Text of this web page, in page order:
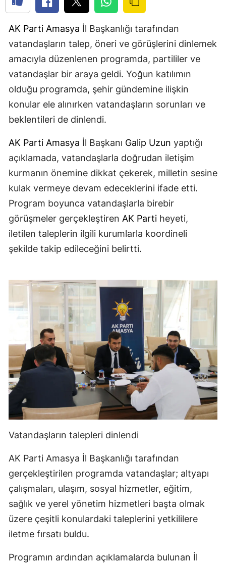
AK Parti Amasya İl Başkanlığı tarafından
vatandaşların talep, öneri ve görüşlerini dinlemek
amacıyla düzenlenen programda, partililer ve
vatandaşlar bir araya geldi. Yoğun katılımın
olduğu programda, şehir gündemine ilişkin
konular ele alınırken vatandaşların sorunları ve
beklentileri de dinlendi.
AK Parti Amasya İl Başkanı Galip Uzun yaptığı
açıklamada, vatandaşlarla doğrudan iletişim
kurmanın önemine dikkat çekerek, milletin sesine
kulak vermeye devam edeceklerini ifade etti.
Program boyunca vatandaşlarla birebir
görüşmeler gerçekleştiren AK Parti heyeti,
iletilen taleplerin ilgili kurumlarla koordineli
şekilde takip edileceğini belirtti.
Vatandaşların talepleri dinlendi
AK Parti Amasya İl Başkanlığı tarafından
gerçekleştirilen programda vatandaşlar; altyapı
çalışmaları, ulaşım, sosyal hizmetler, eğitim,
sağlık ve yerel yönetim hizmetleri başta olmak
üzere çeşitli konulardaki taleplerini yetkililere
iletme fırsatı buldu.
Programın ardından açıklamalarda bulunan İl